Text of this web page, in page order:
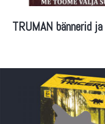
TRUMAN bännerid